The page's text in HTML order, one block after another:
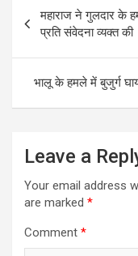
navigation
महाराज ने गुलदार के
प्रति संवेदना व्यक्त की
भालू के हमले में बुजुर्ग
Leave a
Your email address
are marked *
Comment *